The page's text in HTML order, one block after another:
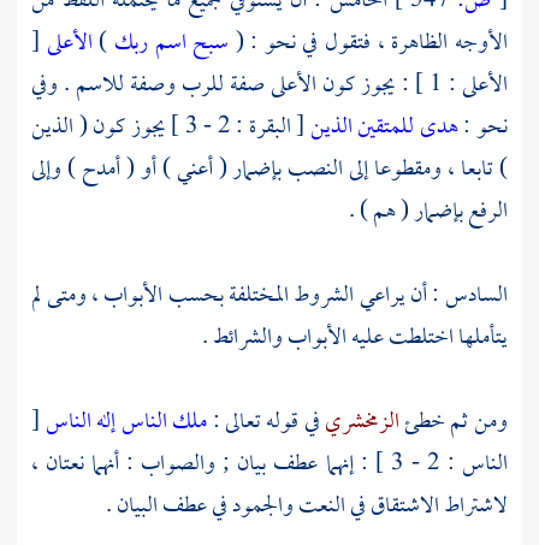
الأوجه الظاهرة ، فتقول في نحو : (سبح اسم ربك)الأعلى[
الأعلى : 1 ] : يجوز كون الأعلى صفة للرب وصفة للاسم . وفي
نحو :هدى للمتقين الذين
[ البقرة : 2 - 3 ] يجوز كون ( الذين
) تابعا ، ومقطوعا إلى النصب بإضمار ( أعني ) أو ( أمدح ) وإلى
الرفع بإضمار ( هم ) .
السادس : أن يراعي الشروط المختلفة بحسب الأبواب ، ومتى لم
يتأملها اختلطت عليه الأبواب والشرائط .
ومن ثم خطئالزمخشريفي قوله تعالى :ملك الناس إله الناس[
الناس : 2 - 3 ] : إنهما عطف بيان ; والصواب : أنهما نعتان ،
لاشتراط الاشتقاق في النعت والجمود في عطف البيان .